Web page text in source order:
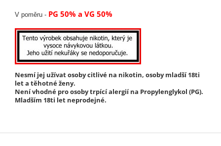
V poměru - PG 50% a VG 50%
Nesmí jej užívat osoby citlivé na nikotin, osoby mladší 18ti
let a těhotné ženy.
Není vhodné pro osoby trpící alergií na Propylenglykol (PG).
Mladším 18ti let neprodejné.